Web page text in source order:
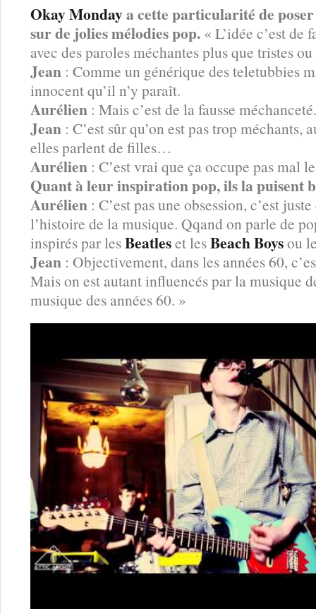
Okay Mondaya cette particularité de
sur de jolies mélodies pop. « L’idée c’est de
avec des paroles méchantes plus que tristes
Jean : Comme un générique des teletubbies
innocent qu’il n’y paraît.
Aurélien : Mais c’est de la fausse
Jean : C’est sûr qu’on est pas trop méchants,
elles parlent de filles…
Aurélien : C’est vrai que ça occupe pas mal
Quant à leur inspiration pop, ils la puisent
Aurélien : C’est pas une obsession, c’est
l’histoire de la musique. Qqand on parle de
inspirés par lesBeatleset lesBeach Boysou
Jean : Objectivement, dans les années 60,
Mais on est autant influencés par la musique
musique des années 60. »